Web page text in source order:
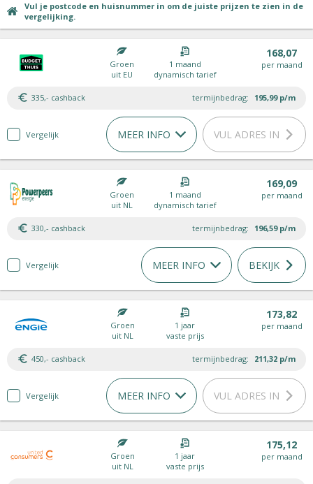
Vul je postcode en huisnummer in om de juiste prijzen te zien in de
vergelijking.
Groen
uit EU
1 maand
dynamisch tarief
168,07
per maand
335,- cashback termijnbedrag: 195,99 p/m
Vergelijk MEER INFO VUL ADRES IN
Groen
uit NL
1 maand
dynamisch tarief
169,09
per maand
330,- cashback termijnbedrag: 196,59 p/m
Vergelijk MEER INFO BEKIJK
Groen
uit NL
1 jaar
vaste prijs
173,82
per maand
450,- cashback termijnbedrag: 211,32 p/m
Vergelijk MEER INFO VUL ADRES IN
Groen
uit NL
1 jaar
vaste prijs
175,12
per maand